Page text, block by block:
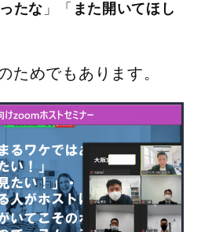
たな 」「 また開いてほし
ためでもあります。